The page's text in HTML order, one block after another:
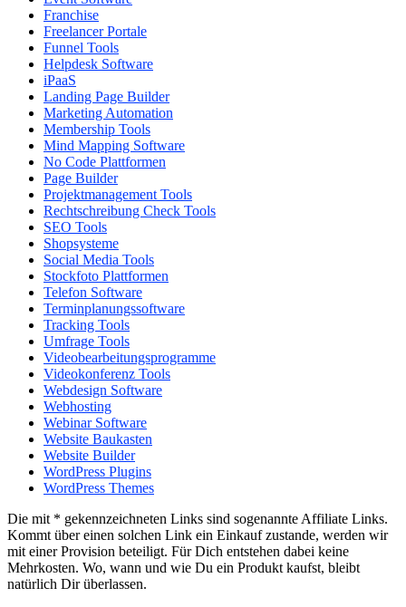
Franchise
Freelancer Portale
Funnel Tools
Helpdesk Software
iPaaS
Landing Page Builder
Marketing Automation
Membership Tools
Mind Mapping Software
No Code Plattformen
Page Builder
Projektmanagement Tools
Rechtschreibung Check Tools
SEO Tools
Shopsysteme
Social Media Tools
Stockfoto Plattformen
Telefon Software
Terminplanungssoftware
Tracking Tools
Umfrage Tools
Videobearbeitungsprogramme
Videokonferenz Tools
Webdesign Software
Webhosting
Webinar Software
Website Baukasten
Website Builder
WordPress Plugins
WordPress Themes
Die mit * gekennzeichneten Links sind sogenannte Affiliate Links.
Kommt über einen solchen Link ein Einkauf zustande, werden wir
mit einer Provision beteiligt. Für Dich entstehen dabei keine
Mehrkosten. Wo, wann und wie Du ein Produkt kaufst, bleibt
natürlich Dir überlassen.